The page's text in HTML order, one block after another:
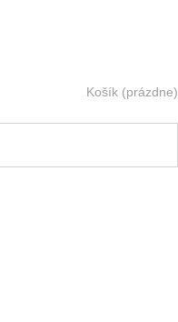
Košík (prázdne)